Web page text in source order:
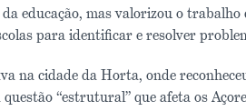
educação, mas valorizou o trabalho
para identificar e resolver
na cidade da Horta, onde
“estrutural” que afeta os